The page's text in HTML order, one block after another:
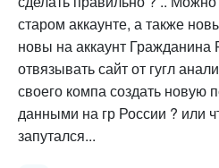
старом аккаунте, а также
новы на аккаунт Гражданина
отвязывать сайт от гугл
своего компа создать новую
данными на гр России ? или
запутался...